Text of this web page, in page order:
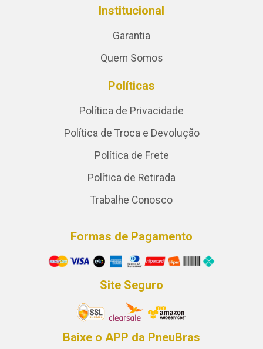
Institucional
Garantia
Quem Somos
Políticas
Política de Privacidade
Política de Troca e Devolução
Política de Frete
Política de Retirada
Trabalhe Conosco
Formas de Pagamento
Site Seguro
Baixe o APP da PneuBras